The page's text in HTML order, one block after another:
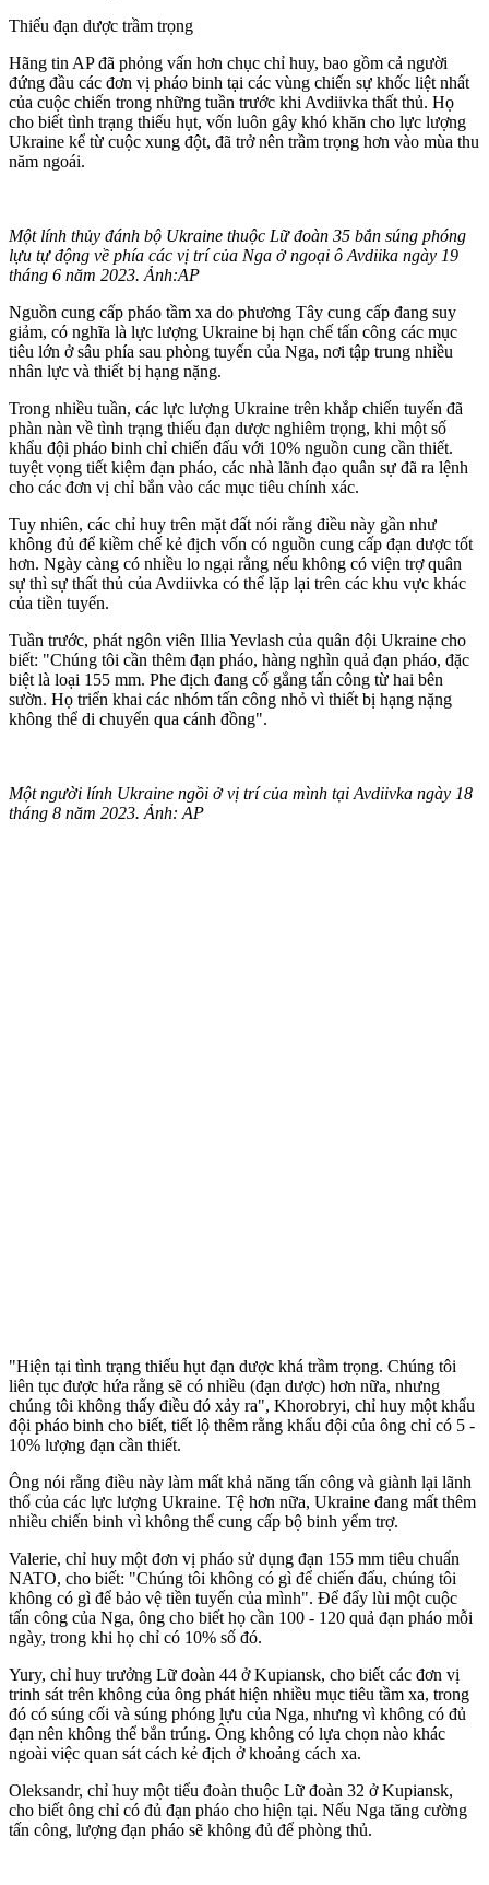
Thiếu đạn dược trầm trọng
Hãng tin AP đã phỏng vấn hơn chục chỉ huy, bao gồm cả người
đứng đầu các đơn vị pháo binh tại các vùng chiến sự khốc liệt nhất
của cuộc chiến trong những tuần trước khi Avdiivka thất thủ. Họ
cho biết tình trạng thiếu hụt, vốn luôn gây khó khăn cho lực lượng
Ukraine kể từ cuộc xung đột, đã trở nên trầm trọng hơn vào mùa thu
năm ngoái.
Một lính thủy đánh bộ Ukraine thuộc Lữ đoàn 35 bắn súng phóng
lựu tự động về phía các vị trí của Nga ở ngoại ô Avdiika ngày 19
tháng 6 năm 2023. Ảnh:AP
Nguồn cung cấp pháo tầm xa do phương Tây cung cấp đang suy
giảm, có nghĩa là lực lượng Ukraine bị hạn chế tấn công các mục
tiêu lớn ở sâu phía sau phòng tuyến của Nga, nơi tập trung nhiều
nhân lực và thiết bị hạng nặng.
Trong nhiều tuần, các lực lượng Ukraine trên khắp chiến tuyến đã
phàn nàn về tình trạng thiếu đạn dược nghiêm trọng, khi một số
khẩu đội pháo binh chỉ chiến đấu với 10% nguồn cung cần thiết.
tuyệt vọng tiết kiệm đạn pháo, các nhà lãnh đạo quân sự đã ra lệnh
cho các đơn vị chỉ bắn vào các mục tiêu chính xác.
Tuy nhiên, các chỉ huy trên mặt đất nói rằng điều này gần như
không đủ để kiềm chế kẻ địch vốn có nguồn cung cấp đạn dược tốt
hơn. Ngày càng có nhiều lo ngại rằng nếu không có viện trợ quân
sự thì sự thất thủ của Avdiivka có thể lặp lại trên các khu vực khác
của tiền tuyến.
Tuần trước, phát ngôn viên Illia Yevlash của quân đội Ukraine cho
biết: "Chúng tôi cần thêm đạn pháo, hàng nghìn quả đạn pháo, đặc
biệt là loại 155 mm. Phe địch đang cố gắng tấn công từ hai bên
sườn. Họ triển khai các nhóm tấn công nhỏ vì thiết bị hạng nặng
không thể di chuyển qua cánh đồng".
Một người lính Ukraine ngồi ở vị trí của mình tại Avdiivka ngày 18
tháng 8 năm 2023. Ảnh: AP
"Hiện tại tình trạng thiếu hụt đạn dược khá trầm trọng. Chúng tôi
liên tục được hứa rằng sẽ có nhiều (đạn dược) hơn nữa, nhưng
chúng tôi không thấy điều đó xảy ra", Khorobryi, chỉ huy một khẩu
đội pháo binh cho biết, tiết lộ thêm rằng khẩu đội của ông chỉ có 5 -
10% lượng đạn cần thiết.
Ông nói rằng điều này làm mất khả năng tấn công và giành lại lãnh
thổ của các lực lượng Ukraine. Tệ hơn nữa, Ukraine đang mất thêm
nhiều chiến binh vì không thể cung cấp bộ binh yểm trợ.
Valerie, chỉ huy một đơn vị pháo sử dụng đạn 155 mm tiêu chuẩn
NATO, cho biết: "Chúng tôi không có gì để chiến đấu, chúng tôi
không có gì để bảo vệ tiền tuyến của mình". Để đẩy lùi một cuộc
tấn công của Nga, ông cho biết họ cần 100 - 120 quả đạn pháo mỗi
ngày, trong khi họ chỉ có 10% số đó.
Yury, chỉ huy trưởng Lữ đoàn 44 ở Kupiansk, cho biết các đơn vị
trinh sát trên không của ông phát hiện nhiều mục tiêu tầm xa, trong
đó có súng cối và súng phóng lựu của Nga, nhưng vì không có đủ
đạn nên không thể bắn trúng. Ông không có lựa chọn nào khác
ngoài việc quan sát cách kẻ địch ở khoảng cách xa.
Oleksandr, chỉ huy một tiểu đoàn thuộc Lữ đoàn 32 ở Kupiansk,
cho biết ông chỉ có đủ đạn pháo cho hiện tại. Nếu Nga tăng cường
tấn công, lượng đạn pháo sẽ không đủ để phòng thủ.